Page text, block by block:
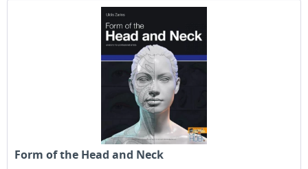
Form of the Head and Neck